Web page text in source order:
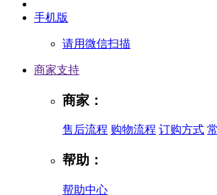
手机版
请用微信扫描
商家支持
商家：
售后流程 购物流程 订购方式
帮助：
帮助中心